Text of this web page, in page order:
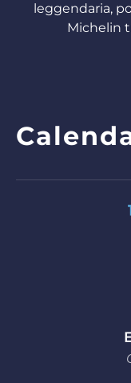
leggendaria,
Michelin